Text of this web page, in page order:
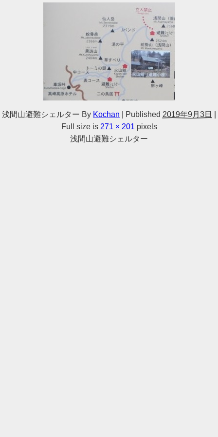
浅間山避難シェルター By Kochan Published 2019年9月3日
Full size is 271 × 201
pixels
浅間山避難シェルター